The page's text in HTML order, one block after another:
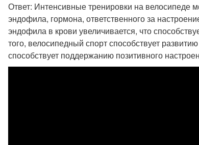
Ответ: Интенсивные тренировки на велосипеде
эндофила, гормона, ответственного за
эндофила в крови увеличивается, что
того, велосипедный спорт способствует
способствует поддержанию позитивного